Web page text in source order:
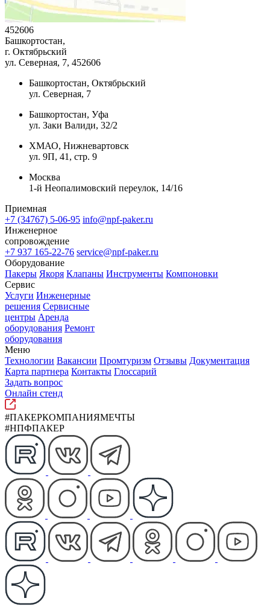
452606
Башкортостан,
г. Октябрьский
ул. Северная, 7, 452606
Башкортостан, Октябрьский
ул. Северная, 7
Башкортостан, Уфа
ул. Заки Валиди, 32/2
ХМАО, Нижневартовск
ул. 9П, 41, стр. 9
Москва
1-й Неопалимовский переулок, 14/16
Приемная
+7 (34767) 5-06-95 info@npf-paker.ru
Инженерное
сопровождение
+7 937 165-22-76 service@npf-paker.ru
Оборудование
Пакеры Якоря Клапаны Инструменты Компоновки
Сервис
Услуги Инженерные
решения Сервисные
центры Аренда
оборудования Ремонт
оборудования
Меню
Технологии Вакансии Промтуризм Отзывы Документация
Карта партнера Контакты Глоссарий
Задать вопрос
Онлайн стенд
#ПАКЕРКОМПАНИЯМЕЧТЫ
#НПФПАКЕР